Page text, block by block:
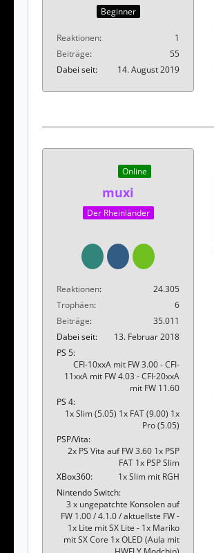
Beginner
Reaktionen
1
Beiträge
55
Dabei seit
14. August 2019
Online
muxi
Der Rheinländer
Reaktionen
24.305
Trophäen
6
Beiträge
35.011
Dabei seit
13. Februar 2018
PS 5
CFI-10xxA mit FW 3.00 - CFI-
11xxA mit FW 4.03 - CFI-20xxA
mit FW 11.60
PS 4
1x Slim (5.05) 1x FAT (9.00) 1x
Pro (5.05)
PSP/Vita
2x PS Vita auf FW 3.60 1x PSP
FAT 1x PSP Slim
XBox360
1x Slim mit RGH
Nintendo Switch
3 x ungepatchte Konsolen auf
FW 1.00 / 4.1.0 / aktuellste FW -
1x Lite mit SX Lite - 1x Mariko
mit SX Core 1x OLED (Aula mit